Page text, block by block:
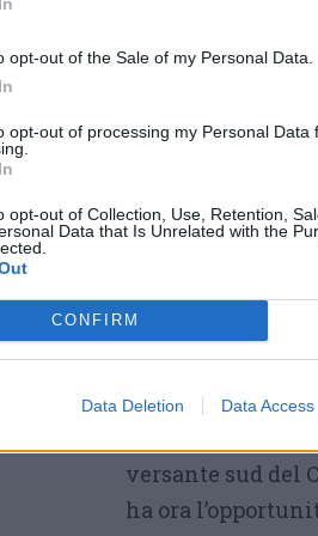
opt-out of the Sale of my Personal Data.
opt-out of processing my Personal Data
opt-out of Collection, Use, Retention,
Data that Is Unrelated with the
CONFIRM
Data Deletion Data Access
di funzionamento di
–precisa il
delle prossime settimane:
visita guidata alle aree
racconto di ASFO a
i tavoli di lavoro a livello
cui siamo coinvolti grazie ai
Nemesis”.
VALORIZZARE IL
PERDERE LA
“Rinnoviamo
versante sud del
ha ora